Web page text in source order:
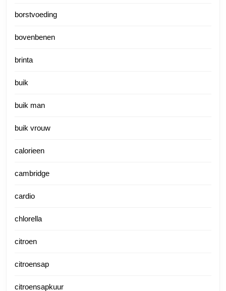
borstvoeding
bovenbenen
brinta
buik
buik man
buik vrouw
calorieen
cambridge
cardio
chlorella
citroen
citroensap
citroensapkuur